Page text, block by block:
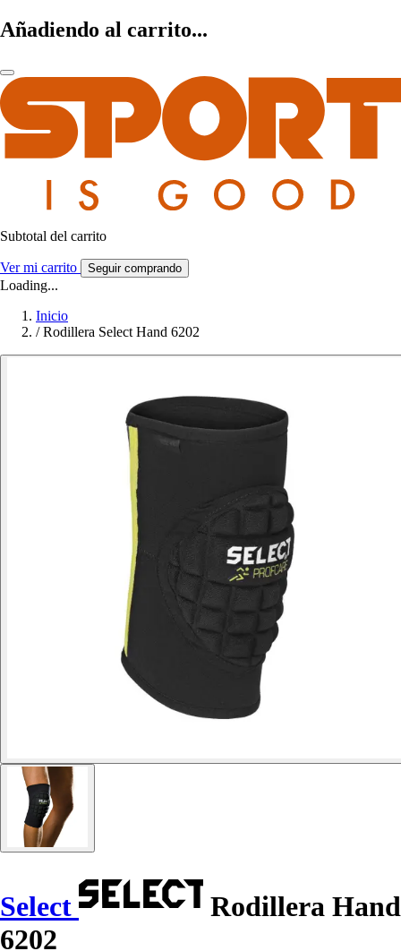
Añadiendo al carrito...
Subtotal del carrito
Ver mi carrito Seguir comprando
Loading...
Inicio
/ Rodillera Select Hand 6202
Select
Rodillera Hand
6202